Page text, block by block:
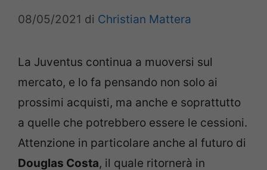
08/05/2021 di Christian Mattera
La Juventus continua a muoversi sul
mercato, e lo fa pensando non solo ai
prossimi acquisti, ma anche e soprattutto
a quelle che potrebbero essere le cessioni.
Attenzione in particolare anche al futuro di
Douglas Costa, il quale ritornerà in